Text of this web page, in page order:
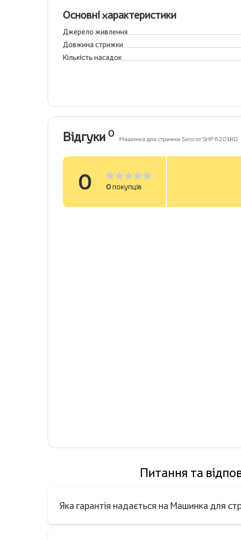
Основні характеристики
Джерело живлення
Довжина стрижки
Кількість насадок
Відгуки 0 Машинка для стрижки Sencor SHP 6201RD
0 0покупців
Питання та
Яка гарантія надається на Машинка для